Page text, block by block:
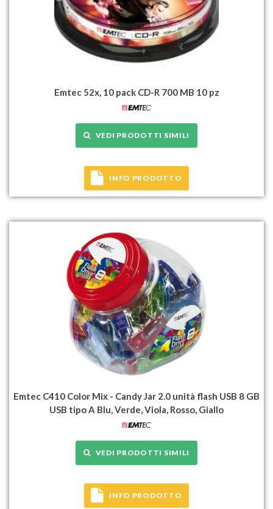
Emtec 52x, 10 pack CD-R 700 MB 10 pz
VEDI PRODOTTI SIMILI
INFO PRODOTTO
Emtec C410 Color Mix - Candy Jar 2.0 unità flash USB 8 GB
USB tipo A Blu, Verde, Viola, Rosso, Giallo
VEDI PRODOTTI SIMILI
INFO PRODOTTO